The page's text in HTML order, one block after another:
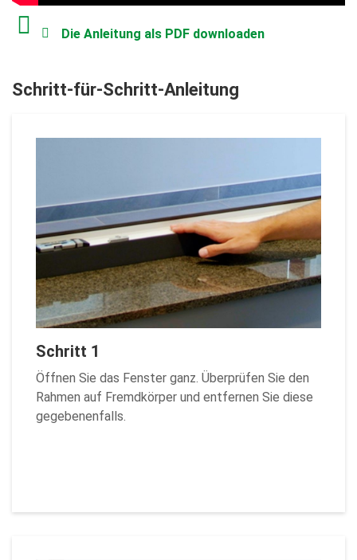
Die Anleitung als PDF downloaden
Schritt-für-Schritt-Anleitung
Schritt 1
Öffnen Sie das Fenster ganz. Überprüfen Sie den
Rahmen auf Fremdkörper und entfernen Sie diese
gegebenenfalls.